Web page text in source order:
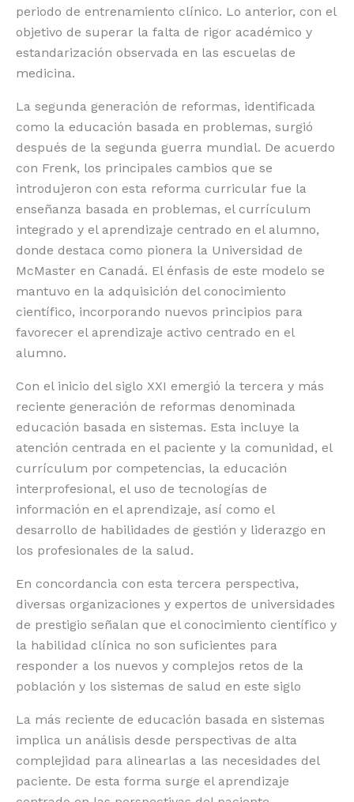
periodo de entrenamiento clínico. Lo anterior, con el
objetivo de superar la falta de rigor académico y
estandarización observada en las escuelas de
medicina.
La segunda generación de reformas, identificada
como la educación basada en problemas, surgió
después de la segunda guerra mundial. De acuerdo
con Frenk, los principales cambios que se
introdujeron con esta reforma curricular fue la
enseñanza basada en problemas, el currículum
integrado y el aprendizaje centrado en el alumno,
donde destaca como pionera la Universidad de
McMaster en Canadá. El énfasis de este modelo se
mantuvo en la adquisición del conocimiento
científico, incorporando nuevos principios para
favorecer el aprendizaje activo centrado en el
alumno.
Con el inicio del siglo XXI emergió la tercera y más
reciente generación de reformas denominada
educación basada en sistemas. Esta incluye la
atención centrada en el paciente y la comunidad, el
currículum por competencias, la educación
interprofesional, el uso de tecnologías de
información en el aprendizaje, así como el
desarrollo de habilidades de gestión y liderazgo en
los profesionales de la salud.
En concordancia con esta tercera perspectiva,
diversas organizaciones y expertos de universidades
de prestigio señalan que el conocimiento científico y
la habilidad clínica no son suficientes para
responder a los nuevos y complejos retos de la
población y los sistemas de salud en este siglo
La más reciente de educación basada en sistemas
implica un análisis desde perspectivas de alta
complejidad para alinearlas a las necesidades del
paciente. De esta forma surge el aprendizaje